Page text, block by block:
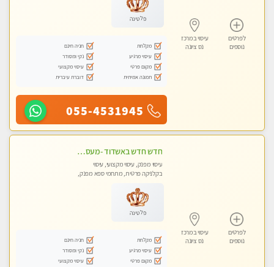
לפרטים
נוספים
עיסוי במרכז
נס ציונה
פלטינה
מקלחת
חניה חינם
עיסוי מרגיע
נקי ומסודר
מקום פרטי
עיסוי מקצועי
תמונה אמיתית
דוברת עיברית
055-4531945
לפרטים
נוספים
עיסוי במרכז
נס ציונה
חדש חדש באשדוד -מעסה מקצועית צעירה ואיכותית- ללא מין !!
עיסוי מפנק, עיסוי מקצועי, עיסוי
בקלניקה פרטית, מתחמי ספא מפנק,
פלטינה
מקלחת
חניה חינם
עיסוי מרגיע
נקי ומסודר
מקום פרטי
עיסוי מקצועי